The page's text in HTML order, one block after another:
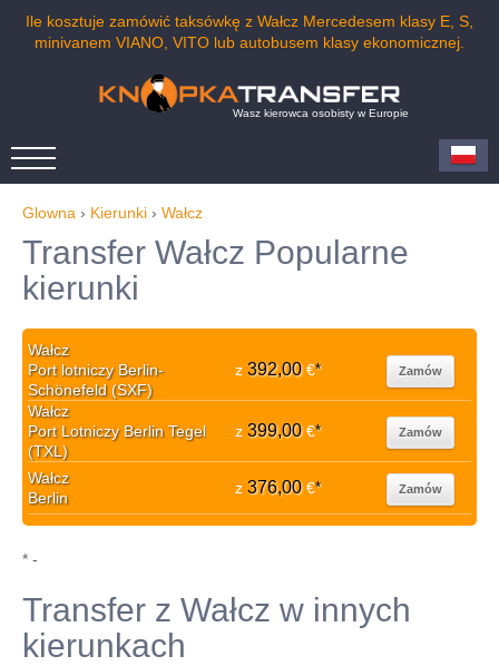
Ile kosztuje zamówić taksówkę z Wałcz Mercedesem klasy E, S,
minivanem VIANO, VITO lub autobusem klasy ekonomicznej.
Wasz kierowca osobisty w Europie
Glowna › Kierunki › Wałcz
Transfer Wałcz Popularne
kierunki
Wałcz
Port lotniczy Berlin-
Schönefeld (SXF)
z 392,00€* Zamów
Wałcz
Port Lotniczy Berlin Tegel
(TXL)
z 399,00€* Zamów
Wałcz
Berlin
z 376,00€* Zamów
* -
Transfer z Wałcz w innych
kierunkach